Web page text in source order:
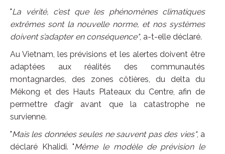
"La vérité, c’est que les phénomènes climatiques
extrêmes sont la nouvelle norme, et nos systèmes
doivent s’adapter en conséquence", a-t-elle déclaré.
Au Vietnam, les prévisions et les alertes doivent être
adaptées aux réalités des communautés
montagnardes, des zones côtières, du delta du
Mékong et des Hauts Plateaux du Centre, afin de
permettre d’agir avant que la catastrophe ne
survienne.
"Mais les données seules ne sauvent pas des vies", a
déclaré Khalidi. "Même le modèle de prévision le